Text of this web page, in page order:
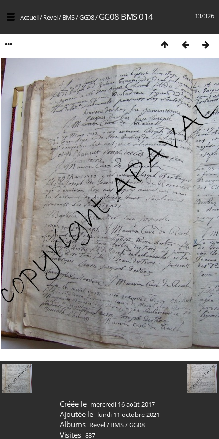
13/326
Accueil/Revel/BMS/GG08/GG08 BMS 014
Créée le mercredi 16 août 2017
Ajoutée le lundi 11 octobre 2021
Albums Revel/ BMS/GG08
Visites 887